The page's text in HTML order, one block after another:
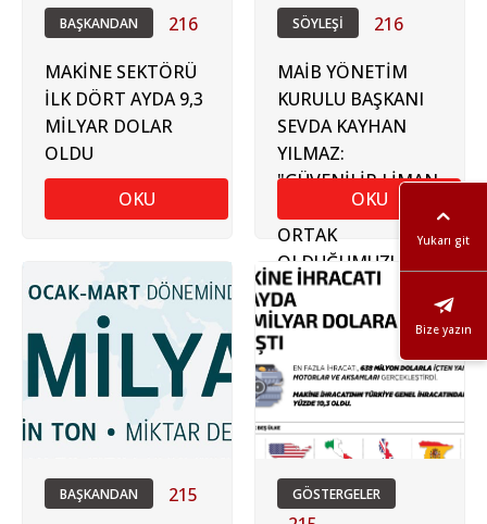
BAŞKANDAN 216
MAKİNE SEKTÖRÜ
İLK DÖRT AYDA 9,3
MİLYAR DOLAR
OLDU
OKU
SÖYLEŞİ 216
MAİB YÖNETİM
KURULU BAŞKANI
SEVDA KAYHAN
YILMAZ:
"GÜVENİLİR LİMAN
VE GÜVENİLİR
ORTAK
OLDUĞUMUZU
TÜM DÜNYAYA
GÖSTERMELİYİZ"
OKU
BAŞKANDAN 215 GÖSTERGELER
Yukarı git
Bize yazın